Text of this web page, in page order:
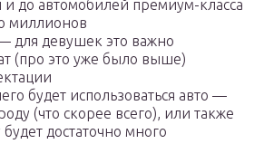
и до автомобилей премиум-класса
миллионов
для девушек это важно
(про это уже было выше)
будет использоваться авто —
(что скорее всего), или также
достаточно много